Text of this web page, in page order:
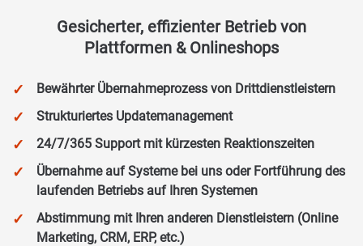
Gesicherter, effizienter Betrieb von
Plattformen & Onlineshops​
Bewährter Übernahmeprozess von Drittdienstleistern
Strukturiertes Updatemanagement
24/7/365 Support mit kürzesten Reaktionszeiten
Übernahme auf Systeme bei uns oder Fortführung des
laufenden Betriebs auf Ihren Systemen
Abstimmung mit Ihren anderen Dienstleistern (Online
Marketing, CRM, ERP, etc.)